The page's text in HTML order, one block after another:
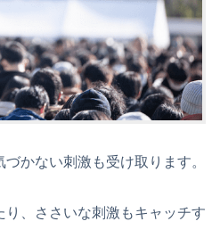
かない刺激も受け取ります。
、ささいな刺激もキャッチす